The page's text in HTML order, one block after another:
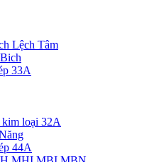
Lệch Tâm
33A
kim loại 32A
44A